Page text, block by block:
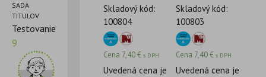
SADA
TITULOV
Testovanie
9
Skladový kód:
100804
Cena 7,40€ s DPH
Uvedená cena je
Skladový kód:
100803
Cena 7,40€ s DPH
Uvedená cena je